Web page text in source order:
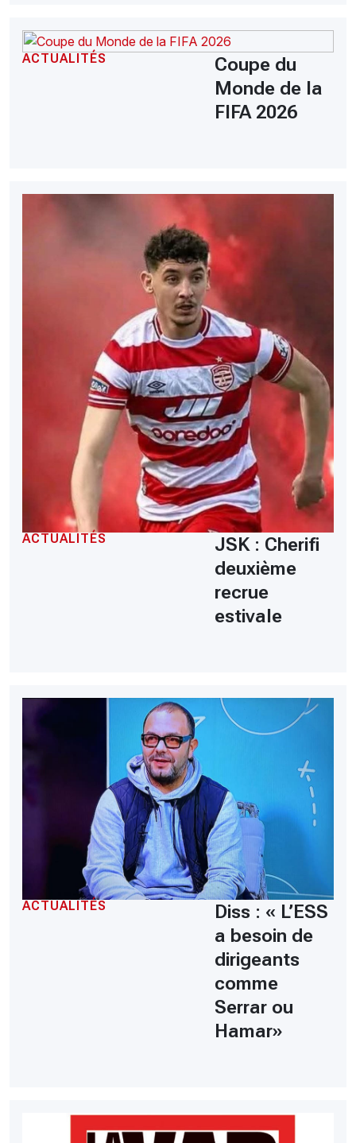
ACTUALITÉS
Coupe du
Monde de la
FIFA 2026
ACTUALITÉS
JSK : Cherifi
deuxième
recrue
estivale
ACTUALITÉS
Diss : « L’ESS
a besoin de
dirigeants
comme
Serrar ou
Hamar»